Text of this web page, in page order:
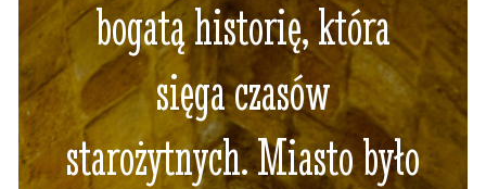
bogatą historię, która
sięga czasów
starożytnych. Miasto było